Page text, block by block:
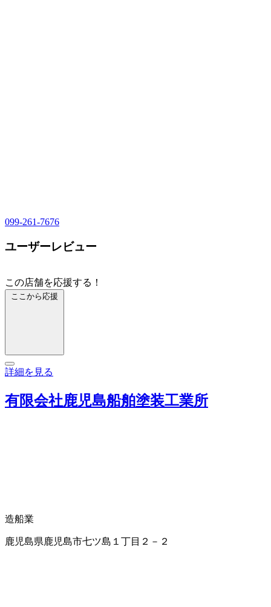
099-261-7676
ユーザーレビュー
この店舗を応援する！
ここから応援
詳細を見る
有限会社鹿児島船舶塗装工業所
造船業
鹿児島県鹿児島市七ツ島１丁目２－２